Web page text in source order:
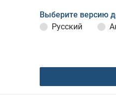
Выберите версию
Русский